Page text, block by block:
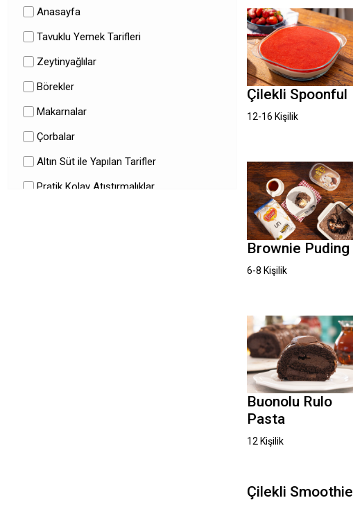
Anasayfa
Tavuklu Yemek Tarifleri
Zeytinyağlılar
Börekler
Makarnalar
Çorbalar
Altın Süt ile Yapılan Tarifler
Pratik Kolay Atıştırmalıklar
Çilekli Spoonful
12-16 Kişilik
Brownie Puding
6-8 Kişilik
Buonolu Rulo
Pasta
12 Kişilik
Çilekli Smoothie